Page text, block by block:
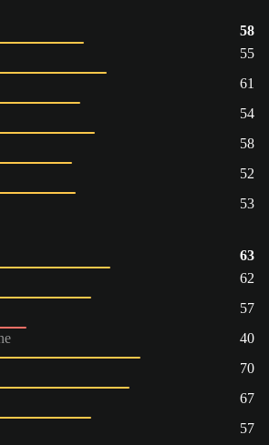
58
55
61
54
58
52
53
63
62
57
40
70
67
57